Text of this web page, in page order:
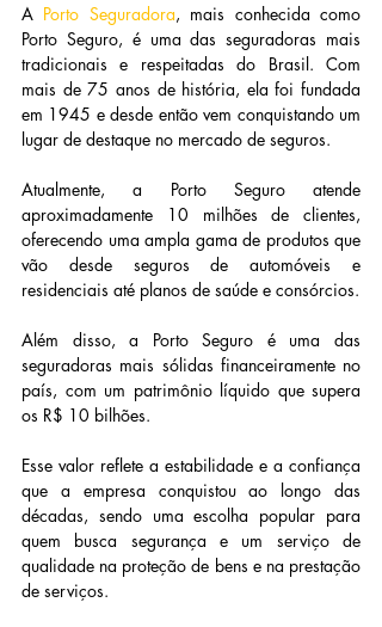
A Porto Seguradora, mais conhecida como
Porto Seguro, é uma das seguradoras mais
tradicionais e respeitadas do Brasil. Com
mais de 75 anos de história, ela foi fundada
em 1945 e desde então vem conquistando um
lugar de destaque no mercado de seguros.
Atualmente, a Porto Seguro atende
aproximadamente 10 milhões de clientes,
oferecendo uma ampla gama de produtos que
vão desde seguros de automóveis e
residenciais até planos de saúde e consórcios.
Além disso, a Porto Seguro é uma das
seguradoras mais sólidas financeiramente no
país, com um patrimônio líquido que supera
os R$ 10 bilhões.
Esse valor reflete a estabilidade e a confiança
que a empresa conquistou ao longo das
décadas, sendo uma escolha popular para
quem busca segurança e um serviço de
qualidade na proteção de bens e na prestação
de serviços.